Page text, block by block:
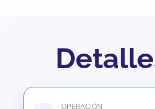
OPERACIÓN